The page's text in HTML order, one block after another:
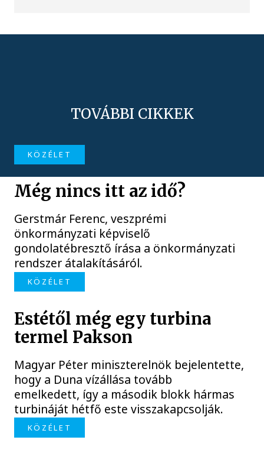
TOVÁBBI CIKKEK
KÖZÉLET
Még nincs itt az idő?
Gerstmár Ferenc, veszprémi
önkormányzati képviselő
gondolatébresztő írása a önkormányzati
rendszer átalakításáról.
KÖZÉLET
Estétől még egy turbina
termel Pakson
Magyar Péter miniszterelnök bejelentette,
hogy a Duna vízállása tovább
emelkedett, így a második blokk hármas
turbináját hétfő este visszakapcsolják.
KÖZÉLET